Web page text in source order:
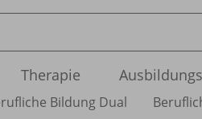
Therapie
Bildung Dual